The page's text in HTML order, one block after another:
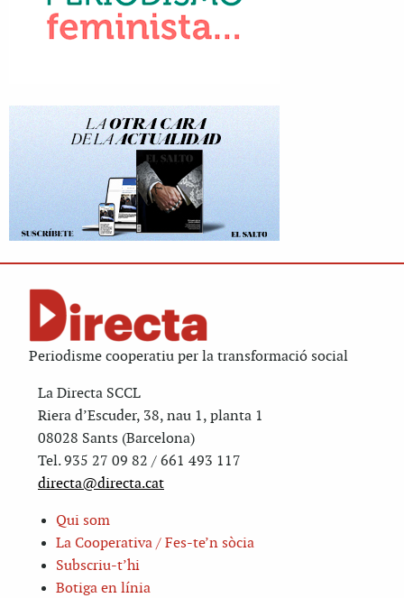
Periodisme cooperatiu per la transformació social
La Directa SCCL
Riera d’Escuder, 38, nau 1, planta 1
08028 Sants (Barcelona)
Tel. 935 27 09 82 / 661 493 117
directa@directa.cat
Qui som
La Cooperativa / Fes-te’n sòcia
Subscriu-t’hi
Botiga en línia